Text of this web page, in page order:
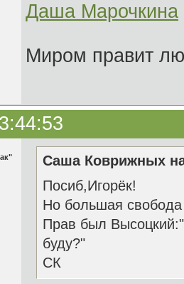
Даша Марочкина
Миром правит
Саша Коврижных
Посиб,Игорёк!
Но большая свобода
Прав был
буду?"
СК